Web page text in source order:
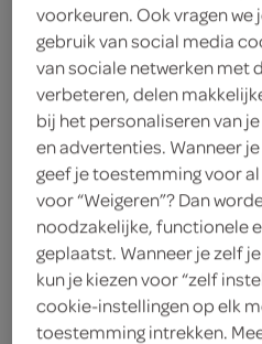
4 lente-/bosuitjes
50 gram ongezouten pinda’s
1 zakje saté-gehaktkruiden
600 gram kipgehakt
2 eetlepels ketjap
1 theelepel sambal
1 ei
voorkeuren. Ook vragen
gebruik van social media
van sociale netwerken met
verbeteren, delen
bij het personaliseren van
en advertenties. Wanneer
geef je toestemming voor
voor “Weigeren”? Dan
noodzakelijke, functionele
geplaatst. Wanneer je zelf
kun je kiezen voor “zelf
cookie-instellingen op elk
toestemming intrekken.